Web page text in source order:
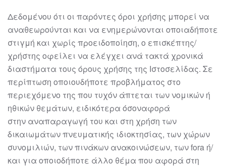
Δεδομένου ότι οι παρόντες όροι χρήσης μπορεί να
αναθεωρούνται και να ενημερώνονται οποιαδήποτε
στιγμή και χωρίς προειδοποίηση, ο επισκέπτης/
χρήστης οφείλει να ελέγχει ανά τακτά χρονικά
διαστήματα τους όρους χρήσης της Ιστοσελίδας. Σε
περίπτωση οποιουδήποτε προβλήματος στο
περιεχόμενο της που τυχόν άπτεται των νομικών ή
ηθικών θεμάτων, ειδικότερα όσοναφορά
στην αναπαραγωγή του και στη χρήση των
δικαιωμάτων πνευματικής ιδιοκτησίας, των χώρων
συνομιλιών, των πινάκων ανακοινώσεων, των fora ή/
και για οποιοδήποτε άλλο θέμα που αφορά στη